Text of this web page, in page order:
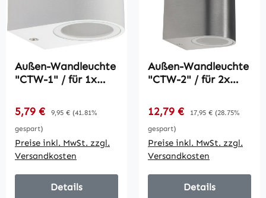
Außen-Wandleuchte
"CTW-1" / für 1x
Gehäuse weiß
Verkaufspreis:
5,79 € Regulärer Preis:
9,95 € (41.81%
gespart)
Preise inkl. MwSt. zzgl.
Versandkosten
Details
Außen-Wandleuchte
"CTW-2" / für 2x
Edelstahl poliert
Verkaufspreis:
12,79 € Regulärer Preis:
17,95 € (28.75%
gespart)
Preise inkl. MwSt. zzgl.
Versandkosten
Details